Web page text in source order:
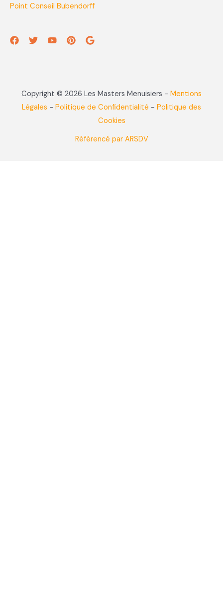
Point Conseil Bubendorff
Copyright © 2026 Les Masters Menuisiers - Mentions
Légales - Politique de Confidentialité - Politique des
Cookies
Référencé par ARSDV